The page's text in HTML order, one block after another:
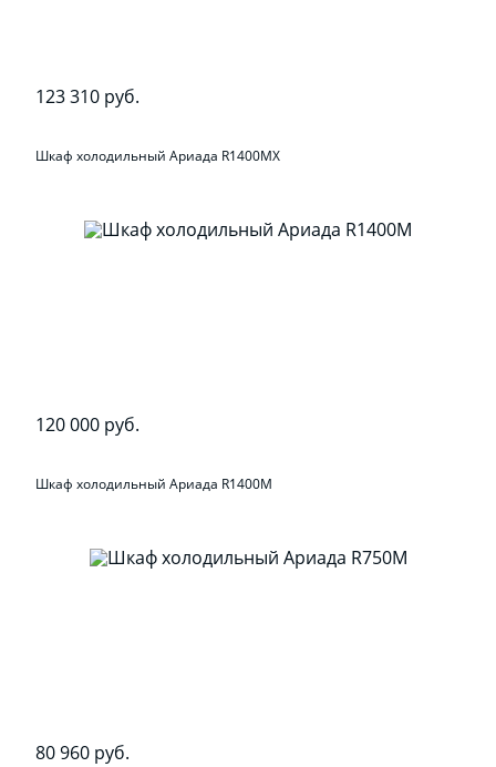
123 310 руб.
Шкаф холодильный Ариада R1400MX
120 000 руб.
Шкаф холодильный Ариада R1400M
80 960 руб.